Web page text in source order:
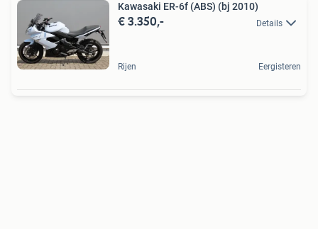
Kawasaki ER-6f (ABS) (bj 2010)
€ 3.350,- Details
Rijen Eergisteren